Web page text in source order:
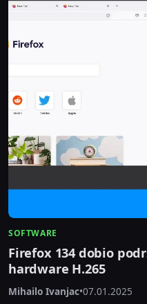
SOFTWARE
Firefox 134 dobio
hardware H.265
Mihailo Ivanjac•07.01.2025